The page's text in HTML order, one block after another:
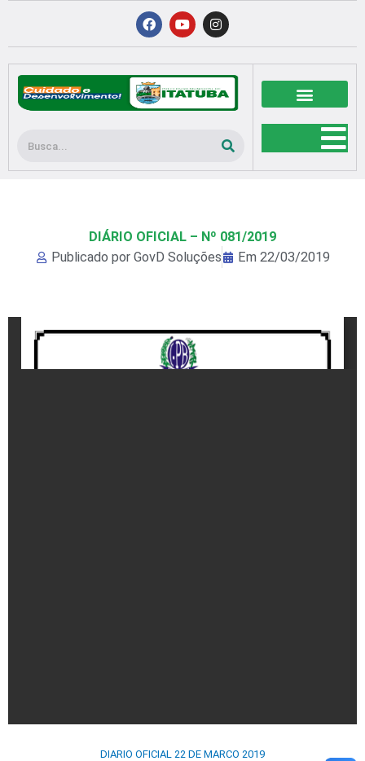
conteúdo
F
a
c
b
o
o
k
Y
o
u
u
b
e
I
n
s
a
g
r
a
Pesquisar
DIÁRIO OFICIAL – Nº 081/2019
Publicado por GovD Soluções Em 22/03/2019
DIARIO OFICIAL 22 DE MARCO 2019